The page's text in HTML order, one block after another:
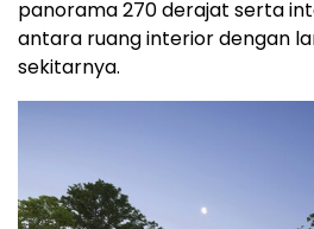
panorama 270 derajat serta
antara ruang interior dengan
sekitarnya.